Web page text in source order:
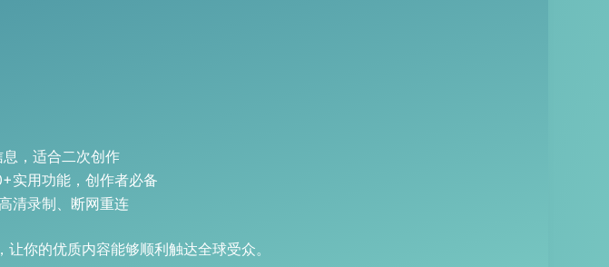
，适合二次创作
实用功能，创作者必备
清录制、断网重连
你的优质内容能够顺利触达全球受众。